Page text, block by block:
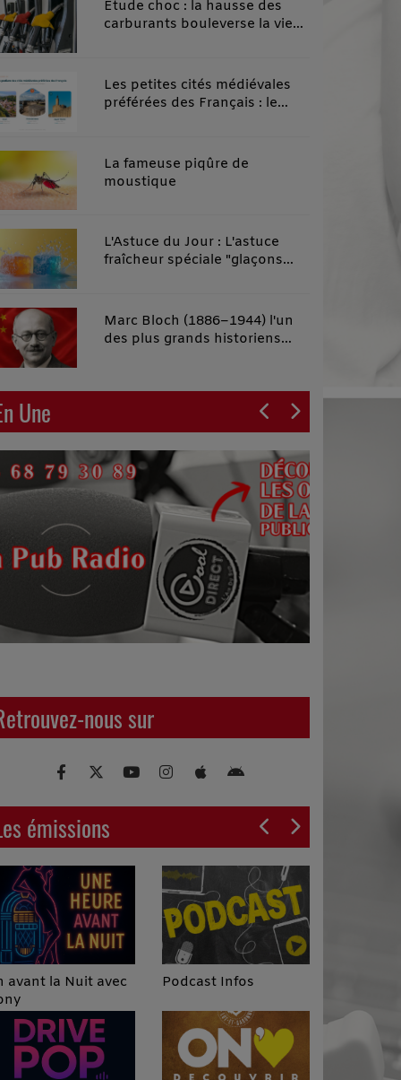
Étude choc : la hausse des
carburants bouleverse la vie
Les petites cités médiévales
préférées des Français : le
La fameuse piqûre de
moustique
L'Astuce du Jour : L'astuce
fraîcheur spéciale "glaçons
Marc Bloch (1886–1944) l'un
des plus grands historiens
Une
nous sur
émissions
avant la Nuit avec
Podcast Infos